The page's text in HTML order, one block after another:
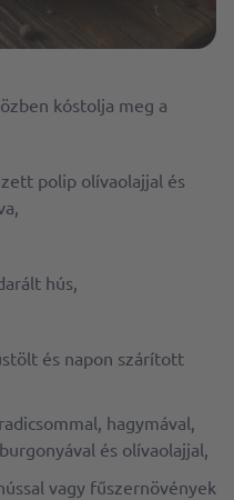
kóstolja meg a
polip olívaolajjal és
hús,
és napon szárított
hagymával,
és olívaolajjal,
vagy fűszernövények